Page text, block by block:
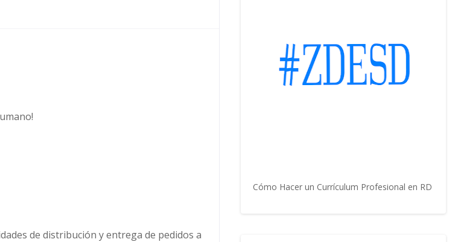
de distribución y entrega de pedidos a
Cómo Hacer un Currículum Profesional en RD